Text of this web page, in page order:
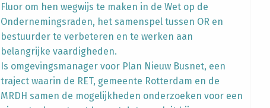
Fluor om hen wegwijs te maken in de Wet op de
Ondernemingsraden, het samenspel tussen OR en
bestuurder te verbeteren en te werken aan
belangrijke vaardigheden.
Is omgevingsmanager voor Plan Nieuw Busnet, een
traject waarin de RET, gemeente Rotterdam en de
MRDH samen de mogelijkheden onderzoeken voor een